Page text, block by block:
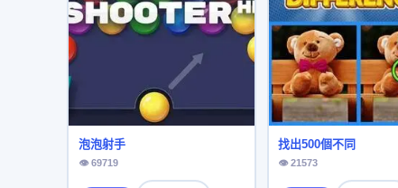
泡泡射手
👁 69719
找出500個不同
👁 21573